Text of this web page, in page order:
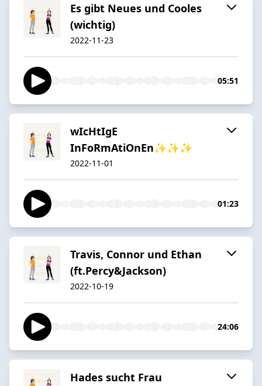
Es gibt Neues und Cooles
(wichtig)
2022-11-23
05:51
wIcHtIgE
InFoRmAtiOnEn✨✨✨
2022-11-01
01:23
Travis, Connor und Ethan
(ft.Percy&Jackson)
2022-10-19
24:06
Hades sucht Frau